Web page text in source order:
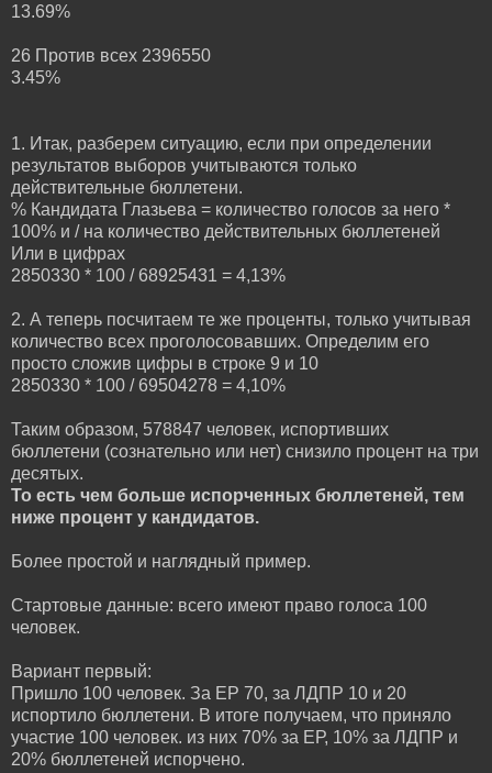
13.69%
26 Против всех 2396550
3.45%
1. Итак, разберем ситуацию, если при определении
результатов выборов учитываются только
действительные бюллетени.
% Кандидата Глазьева = количество голосов за него *
100% и / на количество действительных бюллетеней
Или в цифрах
2850330 * 100 / 68925431 = 4,13%
2. А теперь посчитаем те же проценты, только учитывая
количество всех проголосовавших. Определим его
просто сложив цифры в строке 9 и 10
2850330 * 100 / 69504278 = 4,10%
Таким образом, 578847 человек, испортивших
бюллетени (сознательно или нет) снизило процент на три
десятых.
То есть чем больше испорченных бюллетеней, тем
ниже процент у кандидатов.
Более простой и наглядный пример.
Стартовые данные: всего имеют право голоса 100
человек.
Вариант первый:
Пришло 100 человек. За ЕР 70, за ЛДПР 10 и 20
испортило бюллетени. В итоге получаем, что приняло
участие 100 человек. из них 70% за ЕР, 10% за ЛДПР и
20% бюллетеней испорчено.